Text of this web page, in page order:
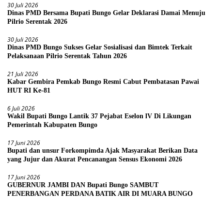
30 Juli 2026
Dinas PMD Bersama Bupati Bungo Gelar Deklarasi Damai Menuju
Pilrio Serentak 2026
30 Juli 2026
Dinas PMD Bungo Sukses Gelar Sosialisasi dan Bimtek Terkait
Pelaksanaan Pilrio Serentak Tahun 2026
21 Juli 2026
Kabar Gembira Pemkab Bungo Resmi Cabut Pembatasan Pawai
HUT RI Ke-81
6 Juli 2026
Wakil Bupati Bungo Lantik 37 Pejabat Eselon lV Di Likungan
Pemerintah Kabupaten Bungo
17 Juni 2026
Bupati dan unsur Forkompimda Ajak Masyarakat Berikan Data
yang Jujur dan Akurat Pencanangan Sensus Ekonomi 2026
17 Juni 2026
GUBERNUR JAMBI DAN Bupati Bungo SAMBUT
PENERBANGAN PERDANA BATIK AIR DI MUARA BUNGO